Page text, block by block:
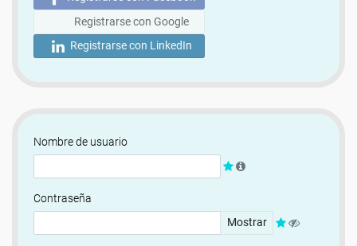
Registrarse con Google
Registrarse con LinkedIn
Nombre de usuario
Contraseña
Mostrar